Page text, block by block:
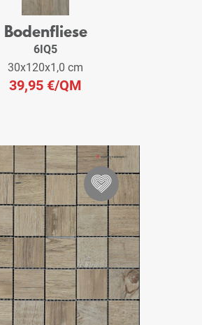
Bodenfliese
6IQ5
30x120x1,0 cm
39,95 €/QM